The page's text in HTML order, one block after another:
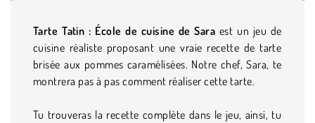
Tarte Tatin : École de cuisine de Sara est un jeu de
cuisine réaliste proposant une vraie recette de tarte
brisée aux pommes caramélisées. Notre chef, Sara, te
montrera pas à pas comment réaliser cette tarte.
Tu trouveras la recette complète dans le jeu, ainsi, tu